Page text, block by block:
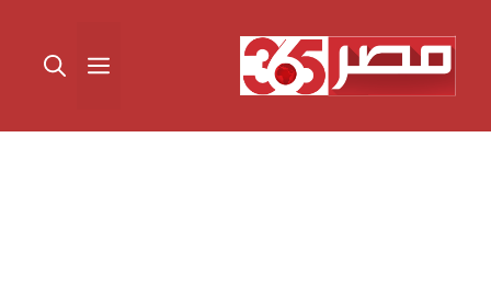
المحتوى القائمة